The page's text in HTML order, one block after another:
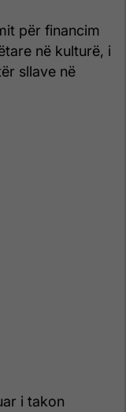
për financim
në kulturë, i
sllave në
i takon